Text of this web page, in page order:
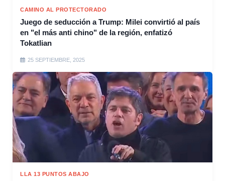
CAMINO AL PROTECTORADO
Juego de seducción a Trump: Milei convirtió al país
en "el más anti chino" de la región, enfatizó
Tokatlian
25 SEPTIEMBRE, 2025
LLA 13 PUNTOS ABAJO